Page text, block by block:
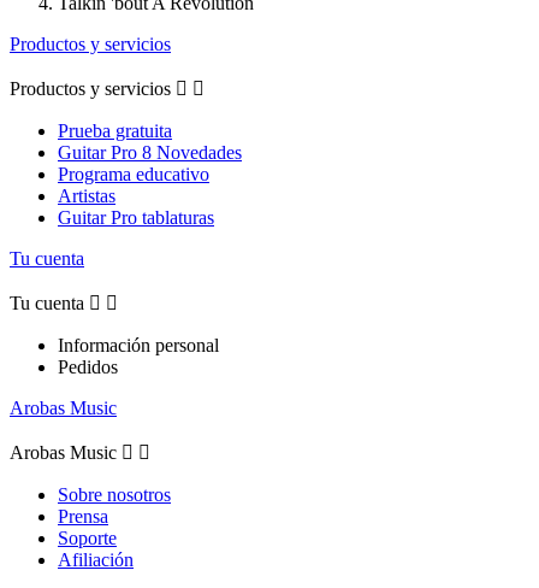
Productos y servicios
Productos y servicios  
Prueba gratuita
Guitar Pro 8 Novedades
Programa educativo
Artistas
Guitar Pro tablaturas
Tu cuenta
Tu cuenta  
Información personal
Pedidos
Arobas Music
Arobas Music  
Sobre nosotros
Prensa
Soporte
Afiliación